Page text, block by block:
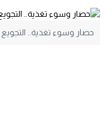
حصار وسوء تغذية..